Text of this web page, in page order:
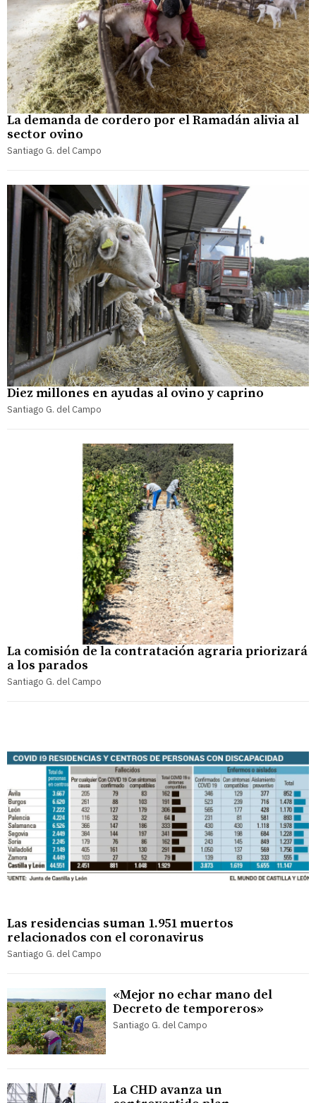
La demanda de cordero por el Ramadán alivia al
sector ovino
Santiago G. del Campo
Diez millones en ayudas al ovino y caprino
Santiago G. del Campo
La comisión de la contratación agraria priorizará
a los parados
Santiago G. del Campo
Las residencias suman 1.951 muertos
relacionados con el coronavirus
Santiago G. del Campo
«Mejor no echar mano del
Decreto de temporeros»
Santiago G. del Campo
La CHD avanza un